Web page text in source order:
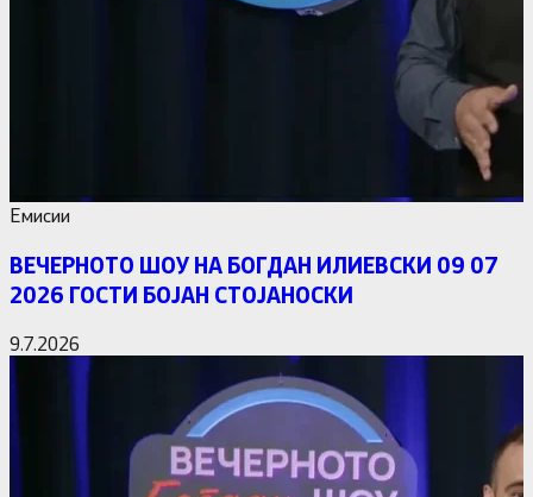
Емисии
ВЕЧЕРНОТО ШОУ НА БОГДАН ИЛИЕВСКИ 09 07
2026 ГОСТИ БОЈАН СТОЈАНОСКИ
9.7.2026